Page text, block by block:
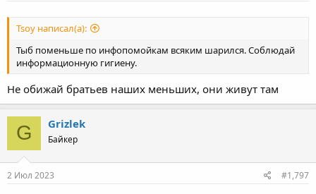
Tsoy написал(а):
Тыб поменьше по инфопомойкам всяким шарился. Соблюдай
информационную гигиену.
Не обижай братьев наших меньших, они живут там
G Grizlek
Байкер
2 Июл 2023 #1,797